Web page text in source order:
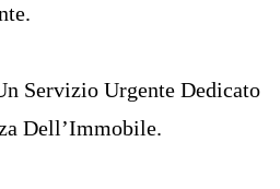
Servizio Urgente Dedicato
Dell’Immobile.